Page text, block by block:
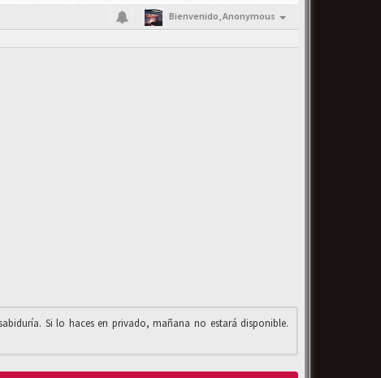
Bienvenido,Anonymous
Si lo haces en privado, mañana no estará disponible.